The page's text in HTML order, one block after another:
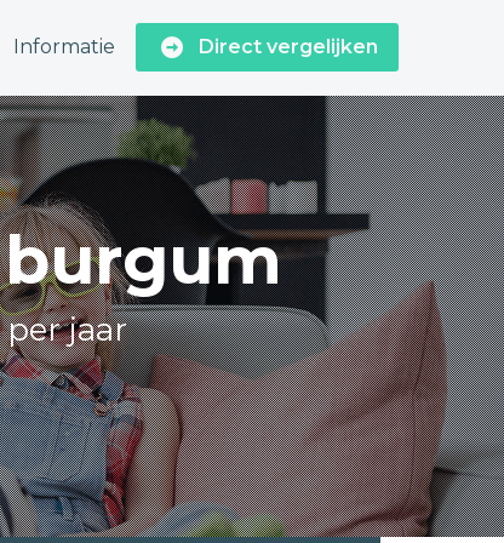
Informatie Direct vergelijken
jaar